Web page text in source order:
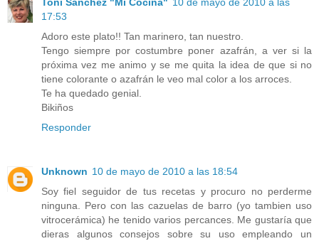
17:53
Adoro este plato!! Tan marinero, tan nuestro.
Tengo siempre por costumbre poner azafrán, a ver si la
próxima vez me animo y se me quita la idea de que si no
tiene colorante o azafrán le veo mal color a los arroces.
Te ha quedado genial.
Bikiños
Responder
Unknown 10 de mayo de 2010 a las 18:54
Soy fiel seguidor de tus recetas y procuro no perderme
ninguna. Pero con las cazuelas de barro (yo tambien uso
vitrocerámica) he tenido varios percances. Me gustaría que
dieras algunos consejos sobre su uso empleando un